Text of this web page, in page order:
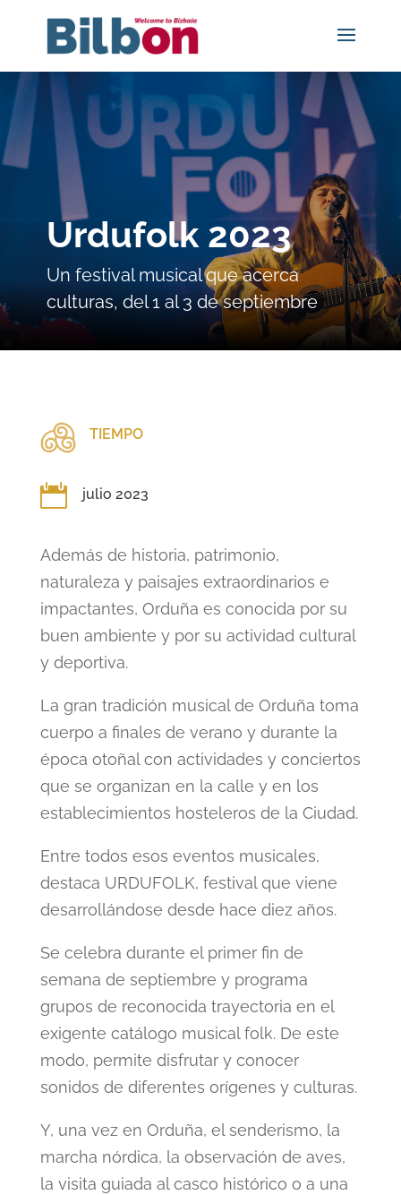
Urdufolk 2023
Un festival musical que acerca
culturas, del 1 al 3 de septiembre
TIEMPO
 julio 2023
Además de historia, patrimonio,
naturaleza y paisajes extraordinarios e
impactantes, Orduña es conocida por su
buen ambiente y por su actividad cultural
y deportiva.
La gran tradición musical de Orduña toma
cuerpo a finales de verano y durante la
época otoñal con actividades y conciertos
que se organizan en la calle y en los
establecimientos hosteleros de la Ciudad.
Entre todos esos eventos musicales,
destaca URDUFOLK, festival que viene
desarrollándose desde hace diez años.
Se celebra durante el primer fin de
semana de septiembre y programa
grupos de reconocida trayectoria en el
exigente catálogo musical folk. De este
modo, permite disfrutar y conocer
sonidos de diferentes orígenes y culturas.
Y, una vez en Orduña, el senderismo, la
marcha nórdica, la observación de aves,
la visita guiada al casco histórico o a una